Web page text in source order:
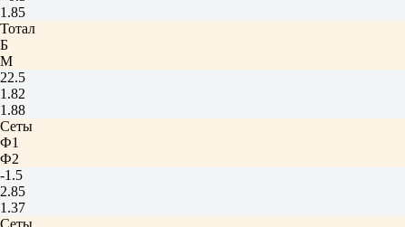
1.85
Тотал
Б
М
22.5
1.82
1.88
Сеты
Ф1
Ф2
-1.5
2.85
1.37
Сеты